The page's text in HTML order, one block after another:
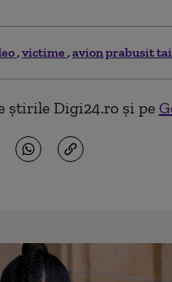
victime avion prabusit
știrile Digi24.ro și pe